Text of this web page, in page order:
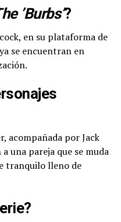
’Burbs’?
en su plataforma de
se encuentran en
acompañada por Jack
una pareja que se muda
tranquilo lleno de